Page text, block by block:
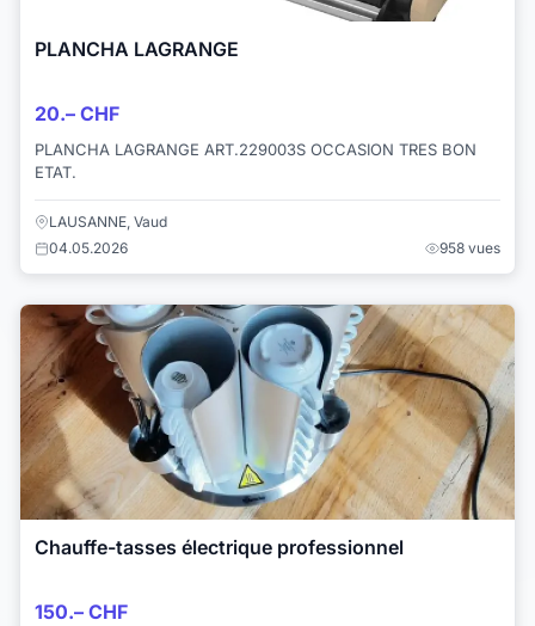
PLANCHA LAGRANGE
20.– CHF
PLANCHA LAGRANGE ART.229003S OCCASION TRES BON
ETAT.
LAUSANNE, Vaud
04.05.2026
958 vues
Chauffe-tasses électrique professionnel
150.– CHF